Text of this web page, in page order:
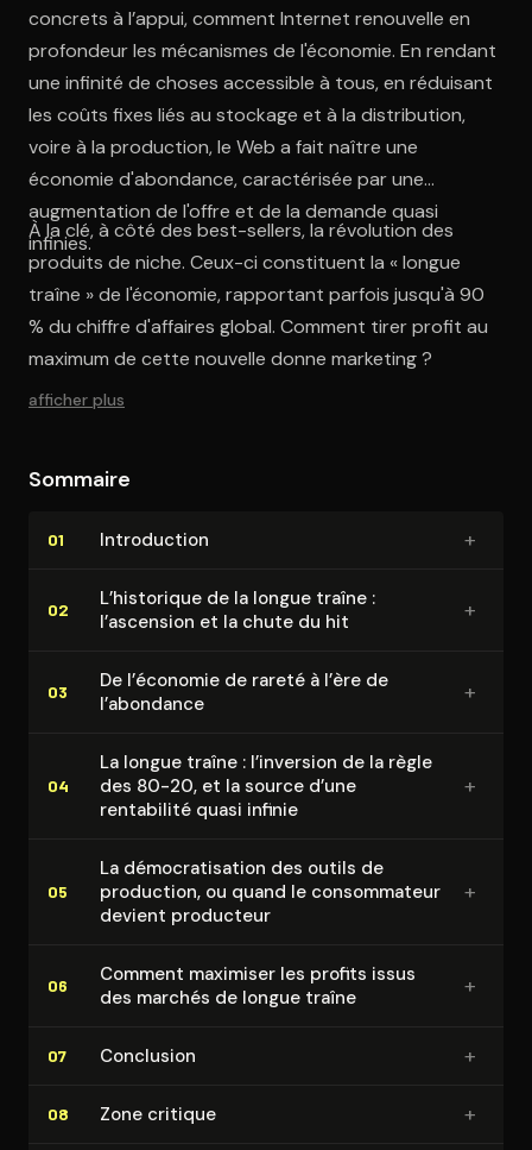
concrets à l’appui, comment Internet renouvelle en
profondeur les mécanismes de l'économie. En rendant
une infinité de choses accessible à tous, en réduisant
les coûts fixes liés au stockage et à la distribution,
voire à la production, le Web a fait naître une
économie d'abondance, caractérisée par une
augmentation de l'offre et de la demande quasi
infinies.
À la clé, à côté des best-sellers, la révolution des
produits de niche. Ceux-ci constituent la « longue
traîne » de l'économie, rapportant parfois jusqu'à 90
% du chiffre d'affaires global. Comment tirer profit au
maximum de cette nouvelle donne marketing ?
afficher plus
Sommaire
01 In­tro­duc­tion +
02
L’historique de la longue traîne :
l’ascension et la chute du hit
+
03
De l’économie de rareté à l’ère de
l’abondance
+
04
La longue traîne : l’inversion de la règle
des 80-20, et la source d’une
rentabilité quasi infinie
+
05
La dé­mo­cra­ti­sa­tion des outils de
production, ou quand le consom­ma­teur
devient producteur
+
06
Comment maximiser les profits issus
des marchés de longue traîne
+
07 Conclusion +
08 Zone critique +